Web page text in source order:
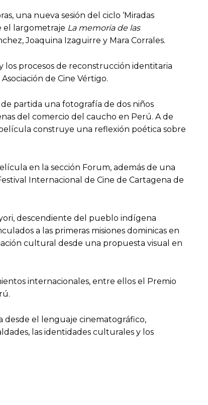
una nueva sesión del ciclo ‘Miradas
el largometraje La memoria de las
Joaquina Izaguirre y Mara Corrales.
los procesos de reconstrucción identitaria
de Cine Vértigo.
partida una fotografía de dos niños
del comercio del caucho en Perú. A de
construye una reflexión poética sobre
en la sección Forum, además de una
Internacional de Cine de Cartagena de
descendiente del pueblo indígena
a las primeras misiones dominicas en
cultural desde una propuesta visual en
internacionales, entre ellos el Premio
desde el lenguaje cinematográfico,
las identidades culturales y los